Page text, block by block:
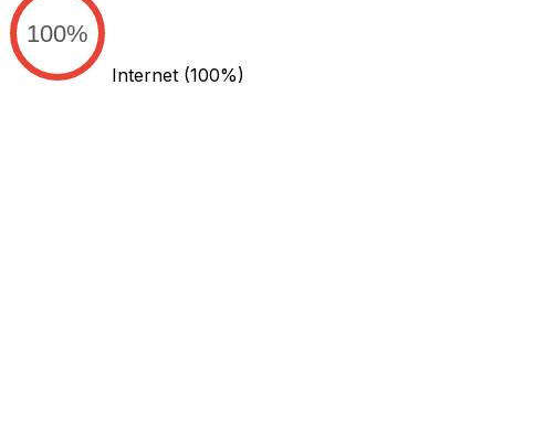
100%
Internet (100%)